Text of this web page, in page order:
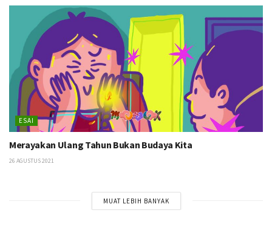
ESAI
Merayakan Ulang Tahun Bukan Budaya Kita
26 AGUSTUS 2021
MUAT LEBIH BANYAK